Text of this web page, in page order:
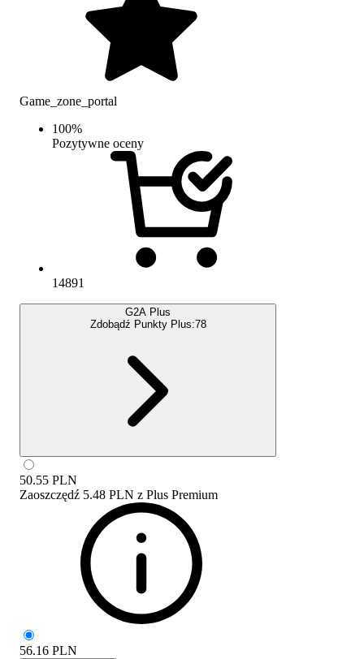
Game_zone_portal
100%
Pozytywne oceny
14891
G2A Plus
Zdobądź Punkty Plus:78
50.55 PLN
Zaoszczędź 5.48 PLN z Plus Premium
56.16 PLN